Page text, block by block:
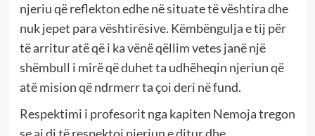
njeriu që reflekton edhe në situate të vështira dhe
nuk jepet para vështirësive. Këmbëngulja e tij për
të arritur atë që i ka vënë qëllim vetes janë një
shëmbull i mirë që duhet ta udhëheqin njeriun që
atë mision që ndrmerr ta çoi deri në fund.
Respektimi i profesorit nga kapiten Nemoja tregon